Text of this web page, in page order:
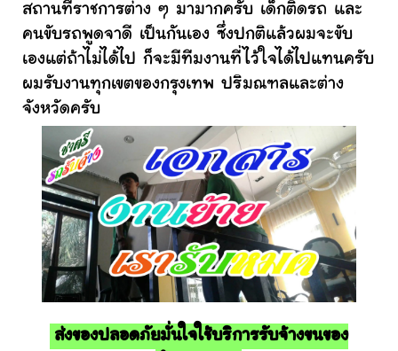
สถานที่ราชการต่าง ๆ มามากครับ เด็กติดรถ และ
คนขับรถพูดจาดี เป็นกันเอง ซึ่งปกติแล้วผมจะขับ
เองแต่ถ้าไม่ได้ไป ก็จะมีทีมงานที่ไว้ใจได้ไปแทนครับ
ผมรับงานทุกเขตของกรุงเทพ ปริมณฑลและต่าง
จังหวัดครับ
ส่งของปลอดภัยมั่นใจใช้บริการรับจ้างขนของ